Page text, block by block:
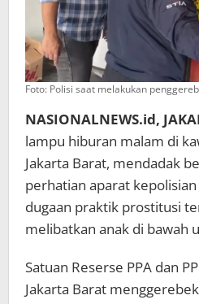
Foto: Polisi saat melakukan
NASIONALNEWS.id,
lampu hiburan malam di
Jakarta Barat, mendadak
perhatian aparat
dugaan praktik prostitusi
melibatkan anak di bawah
Satuan Reserse PPA dan
Jakarta Barat